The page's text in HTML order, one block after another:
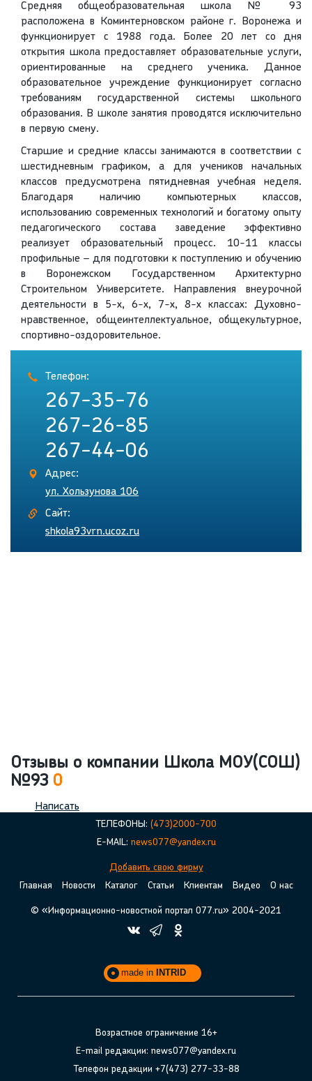
Средняя общеобразовательная школа № 93
расположена в Коминтерновском районе г. Воронежа и
функционирует с 1988 года. Более 20 лет со дня
открытия школа предоставляет образовательные услуги,
ориентированные на среднего ученика. Данное
образовательное учреждение функционирует согласно
требованиям государственной системы школьного
образования. В школе занятия проводятся исключительно
в первую смену.
Старшие и средние классы занимаются в соответствии с
шестидневным графиком, а для учеников начальных
классов предусмотрена пятидневная учебная неделя.
Благодаря наличию компьютерных классов,
использованию современных технологий и богатому опыту
педагогического состава заведение эффективно
реализует образовательный процесс. 10-11 классы
профильные – для подготовки к поступлению и обучению
в Воронежском Государственном Архитектурно
Строительном Университете. Направления внеурочной
деятельности в 5-х, 6-х, 7-х, 8-х классах: Духовно-
нравственное, общеинтеллектуальное, общекультурное,
спортивно-оздоровительное.
Телефон:
267-35-76
267-26-85
267-44-06
Адрес:
ул. Хользунова 106
Сайт:
shkola93vrn.ucoz.ru
Отзывы о компании Школа МОУ(СОШ)
№93 0
Написать
ТЕЛЕФОНЫ: (473)2000-700
E-MAIL: news077@yandex.ru
Добавить свою фирму
Главная
Новости Каталог Статьи Клиентам Видео О нас
© «Информационно-новостной портал 077.ru» 2004-2021
made in INTRID
Возрастное ограничение 16+
E-mail редакции: news077@yandex.ru
Телефон редакции +7(473) 277-33-88